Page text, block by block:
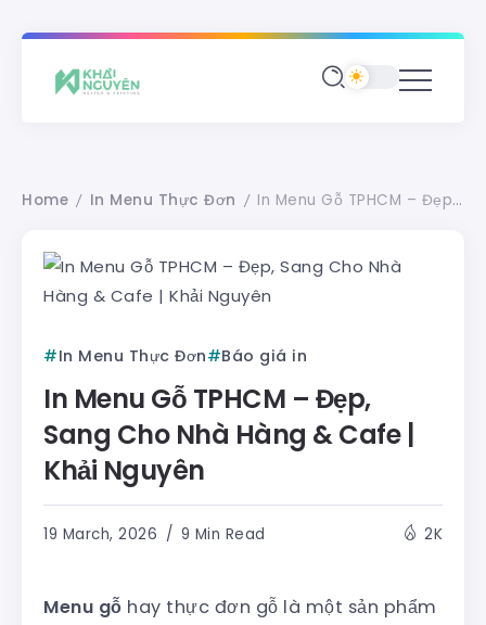
Home / In Menu Thực Đơn / In Menu Gỗ TPHCM – Đẹp, Sang Cho Nhà Hàng & Cafe | Khải Nguyên
In Menu Thực Đơn Báo giá in
In Menu Gỗ TPHCM – Đẹp,
Sang Cho Nhà Hàng & Cafe |
Khải Nguyên
19 March, 2026 9 Min Read 2K
Menu gỗ hay thực đơn gỗ là một sản phẩm